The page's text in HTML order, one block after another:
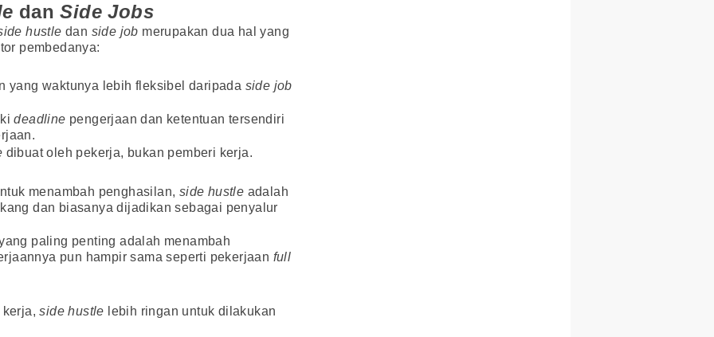
danSide Jobs
hustle dan side job merupakan dua hal yang
pembedanya:
yang waktunya lebih fleksibel daripada side job
deadline pengerjaan dan ketentuan tersendiri
dibuat oleh pekerja, bukan pemberi kerja.
menambah penghasilan, side hustle adalah
dan biasanya dijadikan sebagai penyalur
paling penting adalah menambah
pun hampir sama seperti pekerjaan full
kerja,side hustle lebih ringan untuk dilakukan